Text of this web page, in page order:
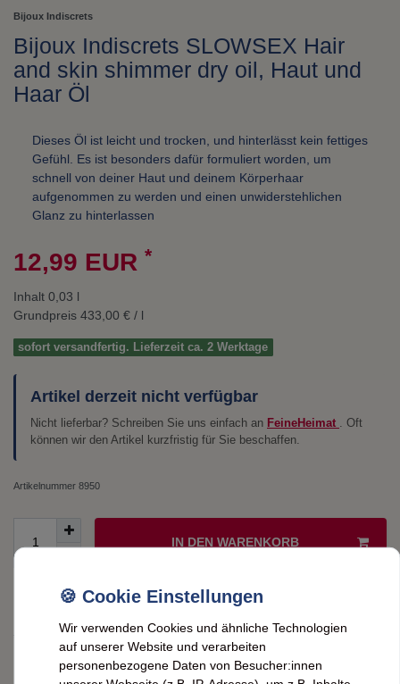
Bijoux Indiscrets
Bijoux Indiscrets SLOWSEX Hair
and skin shimmer dry oil, Haut und
Haar Öl
Dieses Öl ist leicht und trocken, und hinterlässt kein fettiges
Gefühl. Es ist besonders dafür formuliert worden, um
schnell von deiner Haut und deinem Körperhaar
aufgenommen zu werden und einen unwiderstehlichen
Glanz zu hinterlassen
12,99 EUR *
Inhalt 0,03 l
Grundpreis 433,00 € / l
sofort versandfertig. Lieferzeit ca. 2 Werktage
Artikel derzeit nicht verfügbar
Nicht lieferbar? Schreiben Sie uns einfach an FeineHeimat
. Oft
können wir den Artikel kurzfristig für Sie beschaffen.
Artikelnummer 8950
IN DEN WARENKORB
Wunschliste
Wir verwenden Cookies und ähnliche Technologien
auf unserer Website und verarbeiten
personenbezogene Daten von Besucher:innen